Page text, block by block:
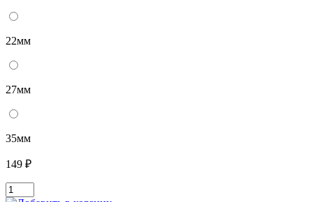
22мм
27мм
35мм
149 ₽